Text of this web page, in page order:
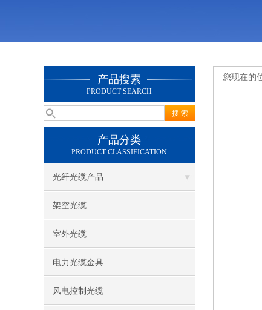
产品搜索
PRODUCT SEARCH
产品分类
PRODUCT CLASSIFICATION
光纤光缆产品
架空光缆
室外光缆
电力光缆金具
风电控制光缆
您现在的